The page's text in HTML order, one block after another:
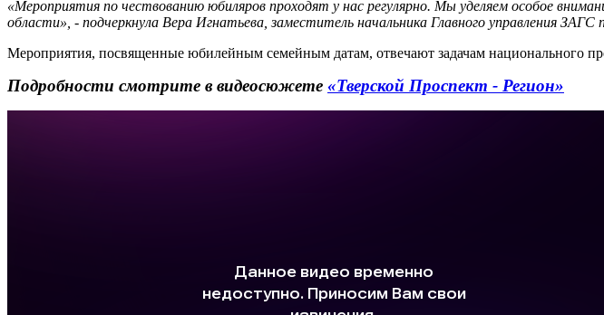
«Мероприятия по чествованию юбиляров проходят у нас регулярно. Мы уделяем особое
области», - подчеркнула Вера Игнатьева, заместитель начальника Главного управления ЗАГС
Мероприятия, посвященные юбилейным семейным датам, отвечают задачам национального
Подробности смотрите в видеосюжете «Тверской Проспект - Регион»